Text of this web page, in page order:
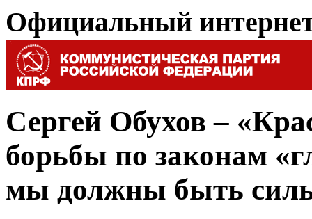
Официальный
Сергей Обухов –
борьбы по законам
мы должны быть